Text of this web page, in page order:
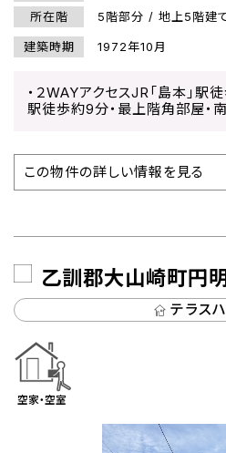
所在階
5階部分 / 地上5階建て
建築時期 1972年10月
・２WAYアクセスJR「島本」駅
駅徒歩約9分・最上階角部屋・
この物件の詳しい情報を見る
乙訓郡大山崎町円
テラス
空家・空室